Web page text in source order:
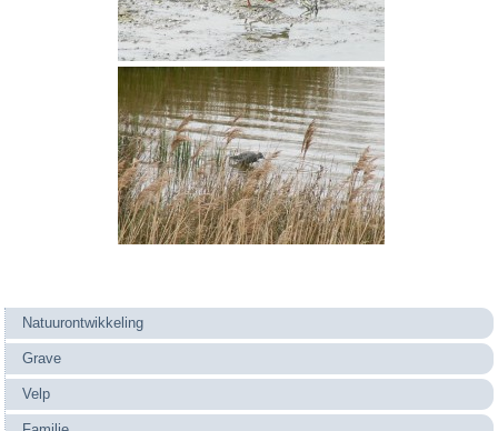
Natuurontwikkeling
Grave
Velp